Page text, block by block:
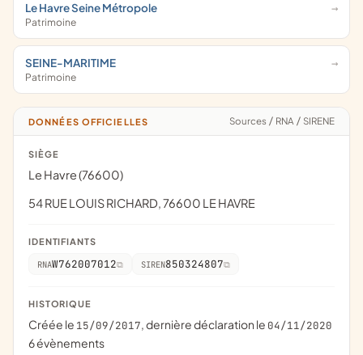
Le Havre Seine Métropole
Patrimoine
SEINE-MARITIME
Patrimoine
DONNÉES OFFICIELLES Sources / RNA / SIRENE
SIÈGE
Le Havre (76600)
54 RUE LOUIS RICHARD, 76600 LE HAVRE
IDENTIFIANTS
RNAW762007012 SIREN850324807
HISTORIQUE
Créée le 15/09/2017, dernière déclaration le 04/11/2020
6 évènements